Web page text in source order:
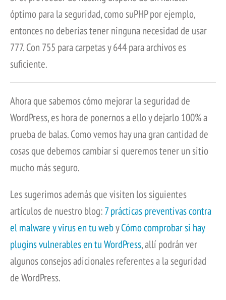
óptimo para la seguridad, como suPHP por ejemplo,
entonces no deberías tener ninguna necesidad de usar
777. Con 755 para carpetas y 644 para archivos es
suficiente.
Ahora que sabemos cómo mejorar la seguridad de
WordPress, es hora de ponernos a ello y dejarlo 100% a
prueba de balas. Como vemos hay una gran cantidad de
cosas que debemos cambiar si queremos tener un sitio
mucho más seguro.
Les sugerimos además que visiten los siguientes
artículos de nuestro blog:7 prácticas preventivas contra
el malware y virus en tu webyCómo comprobar si hay
plugins vulnerables en tu WordPress, allí podrán ver
algunos consejos adicionales referentes a la seguridad
de WordPress.